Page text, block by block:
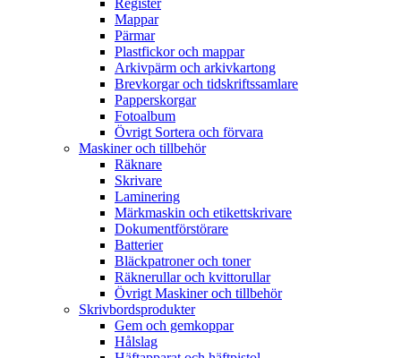
Register
Mappar
Pärmar
Plastfickor och mappar
Arkivpärm och arkivkartong
Brevkorgar och tidskriftssamlare
Papperskorgar
Fotoalbum
Övrigt Sortera och förvara
Maskiner och tillbehör
Räknare
Skrivare
Laminering
Märkmaskin och etikettskrivare
Dokumentförstörare
Batterier
Bläckpatroner och toner
Räknerullar och kvittorullar
Övrigt Maskiner och tillbehör
Skrivbordsprodukter
Gem och gemkoppar
Hålslag